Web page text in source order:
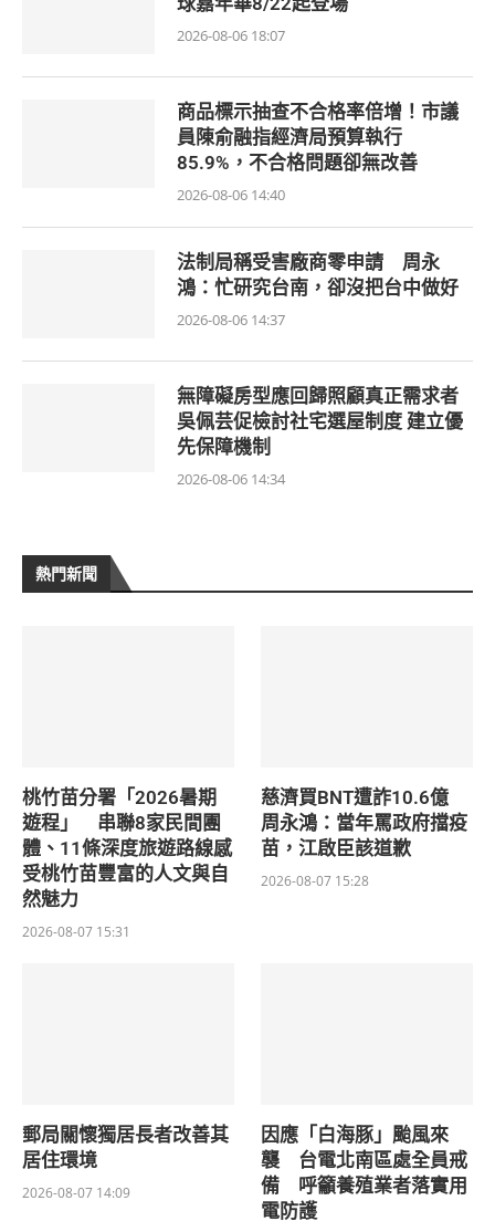
2026-08-06 18:07
商品標示抽查不合格率倍增！市議
員陳俞融指經濟局預算執行
85.9%，不合格問題卻無改善
2026-08-06 14:40
法制局稱受害廠商零申請 周永
鴻：忙研究台南，卻沒把台中做好
2026-08-06 14:37
無障礙房型應回歸照顧真正需求者
吳佩芸促檢討社宅選屋制度 建立優
先保障機制
2026-08-06 14:34
熱門新聞
桃竹苗分署「2026暑期
遊程」 串聯8家民間團
體、11條深度旅遊路線感
受桃竹苗豐富的人文與自
然魅力
2026-08-07 15:31
慈濟買BNT遭詐10.6億
周永鴻：當年罵政府擋疫
苗，江啟臣該道歉
2026-08-07 15:28
郵局關懷獨居長者改善其
居住環境
2026-08-07 14:09
因應「白海豚」颱風來
襲 台電北南區處全員戒
備 呼籲養殖業者落實用
電防護